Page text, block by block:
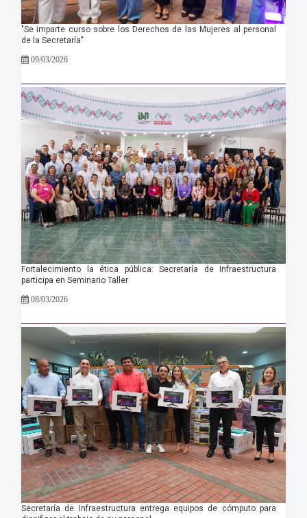
"Se imparte curso sobre los Derechos de las Mujeres al personal
de la Secretaría"
09/03/2026
Fortalecimiento la ética pública: Secretaría de Infraestructura
participa en Seminario Taller
08/03/2026
Secretaría de Infraestructura entrega equipos de cómputo para